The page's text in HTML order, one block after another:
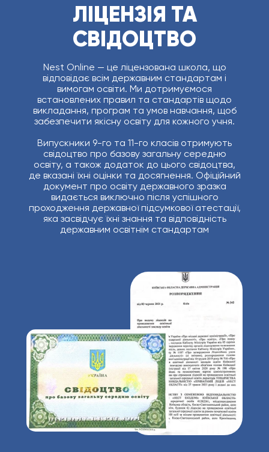
ЛІЦЕНЗІЯ ТА
СВІДОЦТВО
Nest Online — це ліцензована школа, що
відповідає всім державним стандартам і
вимогам освіти. Ми дотримуємося
встановлених правил та стандартів щодо
викладання, програм та умов навчання, щоб
забезпечити якісну освіту для кожного учня.
Випускники 9-го та 11-го класів отримують
свідоцтво про базову загальну середню
освіту, а також додаток до цього свідоцтва,
де вказані їхні оцінки та досягнення. Офіційний
документ про освіту державного зразка
видається виключно після успішного
проходження державної підсумкової атестації,
яка засвідчує їхні знання та відповідність
державним освітнім стандартам